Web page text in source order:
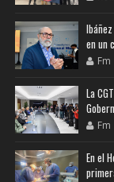
en un
Fm
La
Fm
En el